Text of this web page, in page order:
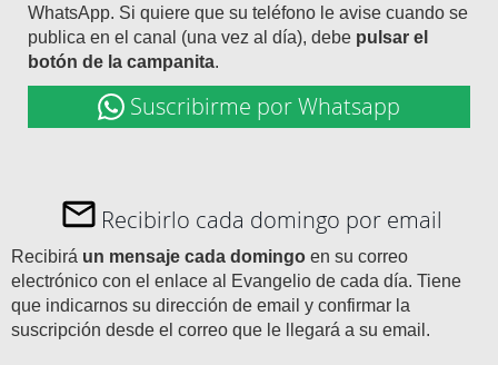
WhatsApp. Si quiere que su teléfono le avise cuando se
publica en el canal (una vez al día), debe pulsar el
botón de la campanita.
Suscribirme por Whatsapp
Recibirlo cada domingo por email
Recibirá un mensaje cada domingo en su correo
electrónico con el enlace al Evangelio de cada día. Tiene
que indicarnos su dirección de email y confirmar la
suscripción desde el correo que le llegará a su email.